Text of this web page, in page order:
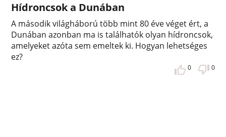
Hídroncsok a Dunában
A második világháború több mint 80 éve véget ért, a
Dunában azonban ma is találhatók olyan hídroncsok,
amelyeket azóta sem emeltek ki. Hogyan lehetséges
ez?
0 0